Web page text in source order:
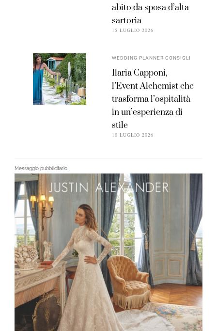
abito da sposa d’alta
sartoria
15 LUGLIO 2026
WEDDING PLANNER CONSIGLI
Ilaria Capponi,
l’Event Alchemist che
trasforma l’ospitalità
in un’esperienza di
stile
10 LUGLIO 2026
Messaggio pubblicitario